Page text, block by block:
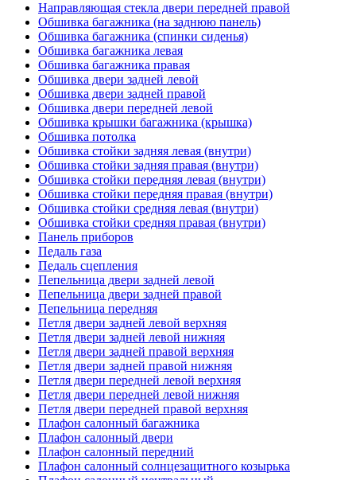
Направляющая стекла двери передней правой
Обшивка багажника (на заднюю панель)
Обшивка багажника (спинки сиденья)
Обшивка багажника левая
Обшивка багажника правая
Обшивка двери задней левой
Обшивка двери задней правой
Обшивка двери передней левой
Обшивка крышки багажника (крышка)
Обшивка потолка
Обшивка стойки задняя левая (внутри)
Обшивка стойки задняя правая (внутри)
Обшивка стойки передняя левая (внутри)
Обшивка стойки передняя правая (внутри)
Обшивка стойки средняя левая (внутри)
Обшивка стойки средняя правая (внутри)
Панель приборов
Педаль газа
Педаль сцепления
Пепельница двери задней левой
Пепельница двери задней правой
Пепельница передняя
Петля двери задней левой верхняя
Петля двери задней левой нижняя
Петля двери задней правой верхняя
Петля двери задней правой нижняя
Петля двери передней левой верхняя
Петля двери передней левой нижняя
Петля двери передней правой верхняя
Плафон салонный багажника
Плафон салонный двери
Плафон салонный передний
Плафон салонный солнцезащитного козырька